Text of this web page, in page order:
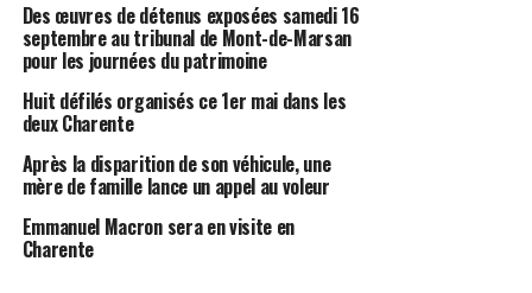
Des œuvres de détenus exposées samedi 16
septembre au tribunal de Mont-de-Marsan
pour les journées du patrimoine
Huit défilés organisés ce 1er mai dans les
deux Charente
Après la disparition de son véhicule, une
mère de famille lance un appel au voleur
Emmanuel Macron sera en visite en
Charente